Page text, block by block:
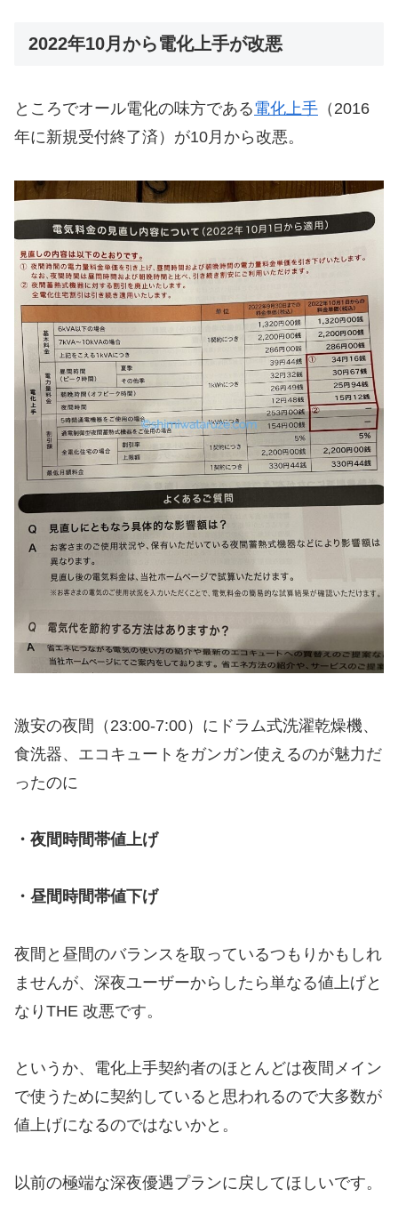
2022年10月から電化上手が改悪
ところでオール電化の味方である電化上手 （2016
年に新規受付終了済）が10月から改悪。
激安の夜間（23:00-7:00）にドラム式洗濯乾燥機、
食洗器、エコキュートをガンガン使えるのが魅力だ
ったのに
・夜間時間帯値上げ
・昼間時間帯値下げ
夜間と昼間のバランスを取っているつもりかもしれ
ませんが、深夜ユーザーからしたら単なる値上げと
なりTHE 改悪です。
というか、電化上手契約者のほとんどは夜間メイン
で使うために契約していると思われるので大多数が
値上げになるのではないかと。
以前の極端な深夜優遇プランに戻してほしいです。